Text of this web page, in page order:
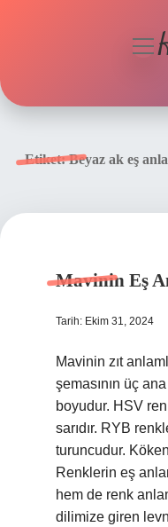
Etiket:Beyaz ak eş
Mavinin Eş
Tarih: Ekim 31, 2024
Mavinin zıt
şemasının üç
boyudur. HSV
sarıdır. RYB
turuncudur.
Renklerin eş
hem de renk
dilimize giren